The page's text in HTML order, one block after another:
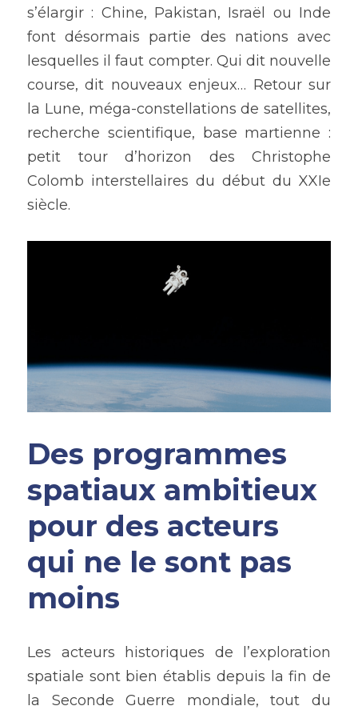
s’élargir : Chine, Pakistan, Israël ou Inde
font désormais partie des nations avec
lesquelles il faut compter. Qui dit nouvelle
course, dit nouveaux enjeux… Retour sur
la Lune, méga-constellations de satellites,
recherche scientifique, base martienne :
petit tour d’horizon des Christophe
Colomb interstellaires du début du XXIe
siècle.
Des programmes
spatiaux ambitieux
pour des acteurs
qui ne le sont pas
moins
Les acteurs historiques de l’exploration
spatiale sont bien établis depuis la fin de
la Seconde Guerre mondiale, tout du